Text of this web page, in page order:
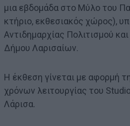
μια εβδομάδα στο Μύλο του
κτήριο, εκθεσιακός χώρος),
Αντιδημαρχίας Πολιτισμού
Δήμου Λαρισαίων.
Η έκθεση γίνεται με αφορμή
χρόνων λειτουργίας του
Λάρισα.